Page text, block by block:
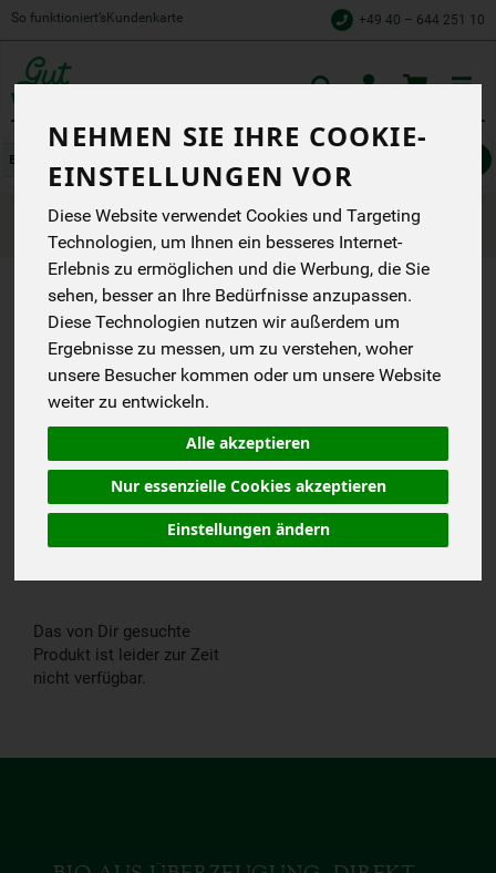
NEHMEN SIE IHRE COOKIE-
EINSTELLUNGEN VOR
Diese Website verwendet Cookies und Targeting
Technologien, um Ihnen ein besseres Internet-
Erlebnis zu ermöglichen und die Werbung, die Sie
sehen, besser an Ihre Bedürfnisse anzupassen.
Diese Technologien nutzen wir außerdem um
Ergebnisse zu messen, um zu verstehen, woher
unsere Besucher kommen oder um unsere Website
weiter zu entwickeln.
Alle akzeptieren
Nur essenzielle Cookies akzeptieren
Einstellungen ändern
So funktioniert’s Kundenkarte +49 40 – 644 251 10
Produkte Speisekammer Müsli, Nüsse, Trockenfrüchte
Müsli & Krunchys
PRODUKT "X
MÜSLI
KRUNCHY
ALTERNATIV
GESÜSST"
Das von Dir gesuchte
Produkt ist leider zur Zeit
nicht verfügbar.
cart